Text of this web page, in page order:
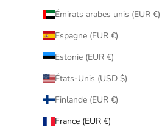
Émirats arabes unis (EUR €)
Espagne (EUR €)
Estonie (EUR €)
États-Unis (USD $)
Finlande (EUR €)
France (EUR €)